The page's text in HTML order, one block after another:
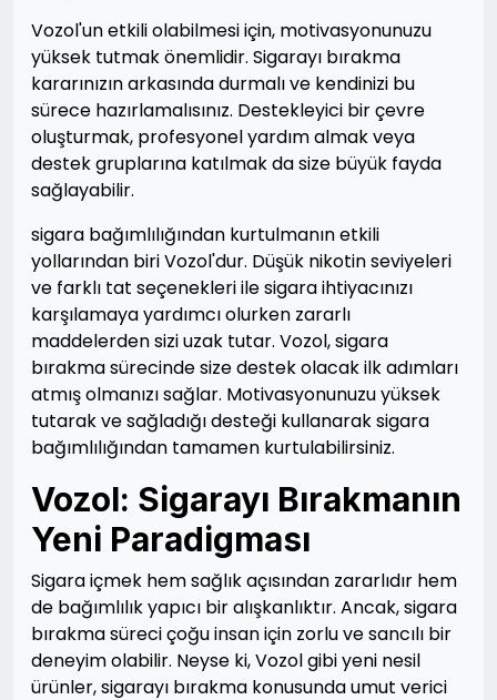
Vozol'un etkili olabilmesi için, motivasyonunuzu
yüksek tutmak önemlidir. Sigarayı bırakma
kararınızın arkasında durmalı ve kendinizi bu
sürece hazırlamalısınız. Destekleyici bir çevre
oluşturmak, profesyonel yardım almak veya
destek gruplarına katılmak da size büyük fayda
sağlayabilir.
sigara bağımlılığından kurtulmanın etkili
yollarından biri Vozol'dur. Düşük nikotin seviyeleri
ve farklı tat seçenekleri ile sigara ihtiyacınızı
karşılamaya yardımcı olurken zararlı
maddelerden sizi uzak tutar. Vozol, sigara
bırakma sürecinde size destek olacak ilk adımları
atmış olmanızı sağlar. Motivasyonunuzu yüksek
tutarak ve sağladığı desteği kullanarak sigara
bağımlılığından tamamen kurtulabilirsiniz.
Vozol: Sigarayı Bırakmanın
Yeni Paradigması
Sigara içmek hem sağlık açısından zararlıdır hem
de bağımlılık yapıcı bir alışkanlıktır. Ancak, sigara
bırakma süreci çoğu insan için zorlu ve sancılı bir
deneyim olabilir. Neyse ki, Vozol gibi yeni nesil
ürünler, sigarayı bırakma konusunda umut verici